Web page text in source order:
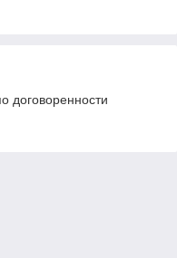
договоренности